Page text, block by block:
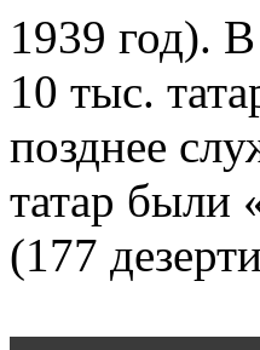
1939 год).
10 тыс.
позднее
татар были
(177